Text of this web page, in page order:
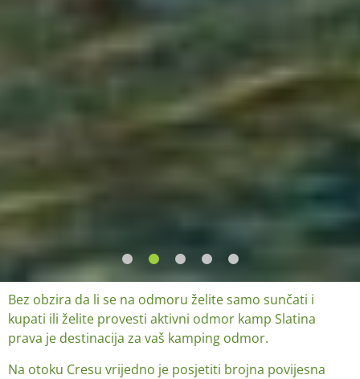
Bez obzira da li se na odmoru želite samo sunčati i
kupati ili želite provesti aktivni odmor kamp Slatina
prava je destinacija za vaš kamping odmor.
Na otoku Cresu vrijedno je posjetiti brojna povijesna